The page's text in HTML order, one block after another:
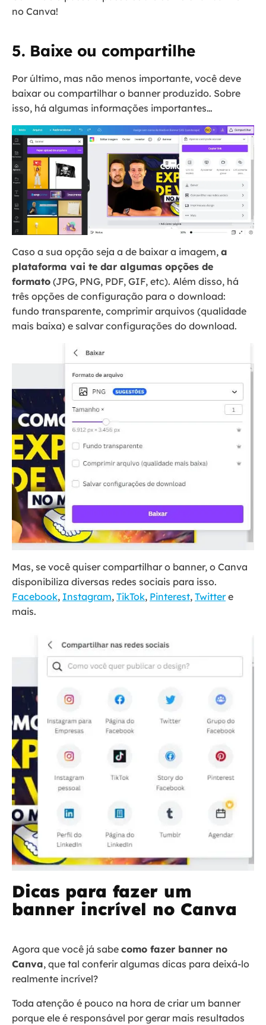
no Canva!
5. Baixe ou compartilhe
Por último, mas não menos importante, você deve
baixar ou compartilhar o banner produzido. Sobre
isso, há algumas informações importantes…
Caso a sua opção seja a de baixar a imagem, a
plataforma vai te dar algumas opções de
formato (JPG, PNG, PDF, GIF, etc). Além disso, há
três opções de configuração para o download:
fundo transparente, comprimir arquivos (qualidade
mais baixa) e salvar configurações do download.
Mas, se você quiser compartilhar o banner, o Canva
disponibiliza diversas redes sociais para isso.
Facebook, Instagram, TikTok, Pinterest, Twittere
mais.
Dicas para fazer um
banner incrível no Canva
Agora que você já sabe como fazer banner no
Canva, que tal conferir algumas dicas para deixá-lo
realmente incrível?
Toda atenção é pouco na hora de criar um banner
porque ele é responsável por gerar mais resultados